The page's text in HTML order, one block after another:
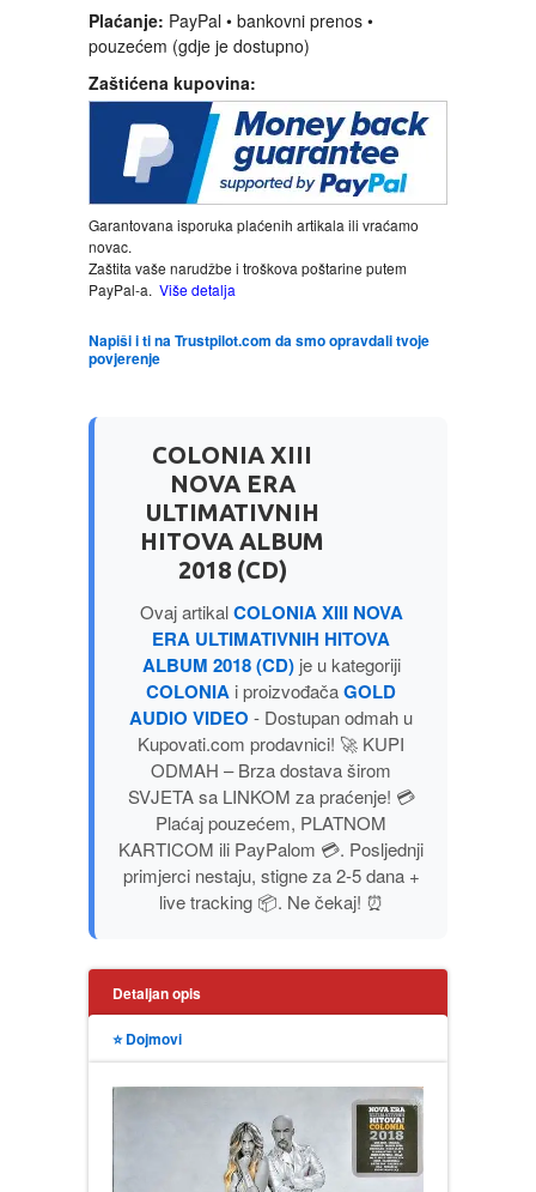
KRIMINALISTIČKI
KUVARI
LJUBAVNI
MITOLOGIJA
MUZIKA
NAUČNA FANTASTIKA
POEZIJA
POPULARNA PSIHOLOGIJA
PRIČE
PUBLICISTIKA
PUTOPISI
STRIP
TEORIJE ZAVERE
TRILERI
UMETNOST
Plaćanje: PayPal • bankovni prenos •
pouzećem (gdje je dostupno)
Zaštićena kupovina:
Garantovana isporuka plaćenih artikala ili vraćamo
novac.
Zaštita vaše narudžbe i troškova poštarine putem
PayPal-a. Više detalja
Napiši i ti na Trustpilot.com da smo opravdali tvoje
povjerenje
COLONIA XIII
NOVA ERA
ULTIMATIVNIH
HITOVA ALBUM
2018 (CD)
Ovaj artikalCOLONIA XIII NOVA
ERA ULTIMATIVNIH HITOVA
ALBUM 2018 (CD)je u kategoriji
COLONIA i proizvođačaGOLD
AUDIO VIDEO - Dostupan odmah u
Kupovati.com prodavnici! 🚀 KUPI
ODMAH – Brza dostava širom
SVJETA sa LINKOM za praćenje! 💳
Plaćaj pouzećem, PLATNOM
KARTICOM ili PayPalom 💳. Posljednji
primjerci nestaju, stigne za 2-5 dana +
live tracking 📦. Ne čekaj! ⏰
Detaljan opis
⭐ Dojmovi